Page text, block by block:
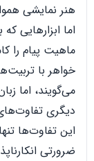
هنر نمایشی
اما ابزارهایی
ماهیت پیام را
خواهر با
می‌گویند، اما
دیگری
این تفاوت‌ها
ضرورتی